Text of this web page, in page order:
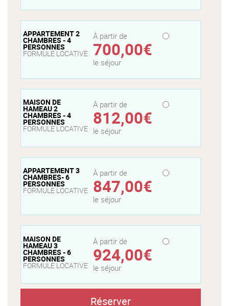
APPARTEMENT 2
CHAMBRES - 4
PERSONNES
FORMULE LOCATIVE
À partir de
700,00€
le séjour
MAISON DE
HAMEAU 2
CHAMBRES - 4
PERSONNES
FORMULE LOCATIVE
À partir de
812,00€
le séjour
APPARTEMENT 3
CHAMBRES- 6
PERSONNES
FORMULE LOCATIVE
À partir de
847,00€
le séjour
MAISON DE
HAMEAU 3
CHAMBRES - 6
PERSONNES
FORMULE LOCATIVE
À partir de
924,00€
le séjour
Réserver